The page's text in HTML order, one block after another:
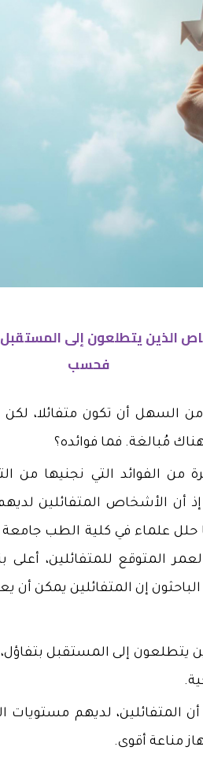
الذين يتطلعون إلى
فحسب
السهل أن تكون متفائلا، لكن
مُبالغة. فما فوائده؟
من الفوائد التي نجنيها من
أن الأشخاص المتفائلين
إن المتفائلين يمكن أن يعيشوا حتى
يتطلعون إلى المستقبل
المتفائلين، لديهم
مناعة أقوى.